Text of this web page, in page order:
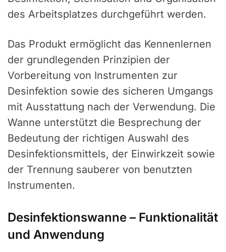
des Arbeitsplatzes durchgeführt werden.
Das Produkt ermöglicht das Kennenlernen
der grundlegenden Prinzipien der
Vorbereitung von Instrumenten zur
Desinfektion sowie des sicheren Umgangs
mit Ausstattung nach der Verwendung. Die
Wanne unterstützt die Besprechung der
Bedeutung der richtigen Auswahl des
Desinfektionsmittels, der Einwirkzeit sowie
der Trennung sauberer von benutzten
Instrumenten.
Desinfektionswanne – Funktionalität
und Anwendung